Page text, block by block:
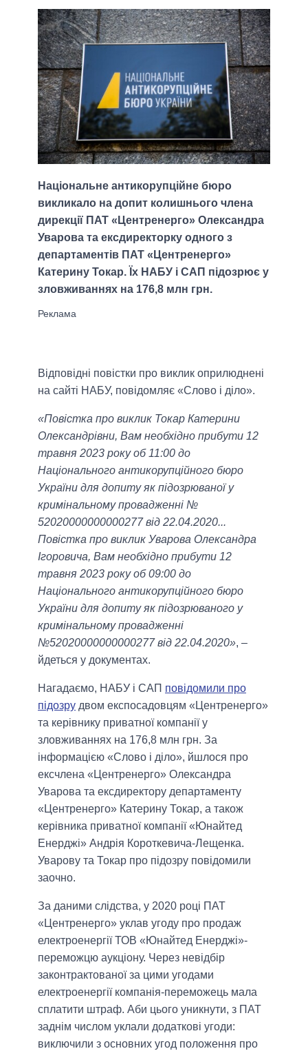
Національне антикорупційне бюро
викликало на допит колишнього члена
дирекції ПАТ «Центренерго» Олександра
Уварова та ексдиректорку одного з
департаментів ПАТ «Центренерго»
Катерину Токар. Їх НАБУ і САП підозрює у
зловживаннях на 176,8 млн грн.
Відповідні повістки про виклик оприлюднені
на сайті НАБУ, повідомляє «Слово і діло».
«Повістка про виклик Токар Катерини
Олександрівни, Вам необхідно прибути 12
травня 2023 року об 11:00 до
Національного антикорупційного бюро
України для допиту як підозрюваної у
кримінальному провадженні №
52020000000000277 від 22.04.2020...
Повістка про виклик Уварова Олександра
Ігоровича, Вам необхідно прибути 12
травня 2023 року об 09:00 до
Національного антикорупційного бюро
України для допиту як підозрюваного у
кримінальному провадженні
№52020000000000277 від 22.04.2020», –
йдеться у документах.
Нагадаємо, НАБУ і САП повідомили про
підозру двом експосадовцям «Центренерго»
та керівнику приватної компанії у
зловживаннях на 176,8 млн грн. За
інформацією «Слово і діло», йшлося про
ексчлена «Центренерго» Олександра
Уварова та ексдиректору департаменту
«Центренерго» Катерину Токар, а також
керівника приватної компанії «Юнайтед
Енерджі» Андрія Короткевича-Лещенка.
Уварову та Токар про підозру повідомили
заочно.
За даними слідства, у 2020 році ПАТ
«Центренерго» уклав угоду про продаж
електроенергії ТОВ «Юнайтед Енерджі»-
переможцю аукціону. Через невідбір
законтрактованої за цими угодами
електроенергії компанія-переможець мала
сплатити штраф. Аби цього уникнути, з ПАТ
заднім числом уклали додаткові угоди:
виключили з основних угод положення про